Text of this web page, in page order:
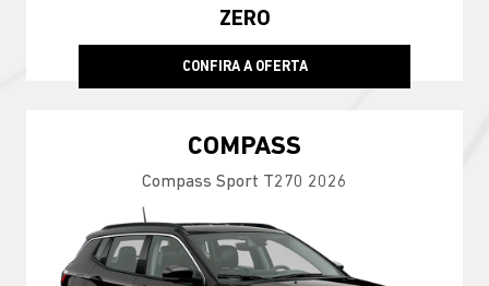
ZERO
CONFIRA A OFERTA
COMPASS
Compass Sport T270 2026